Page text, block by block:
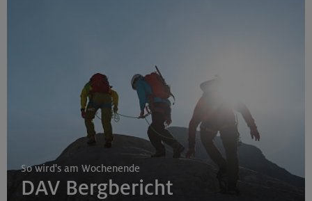
So wird's am Wochenende
DAV Bergbericht